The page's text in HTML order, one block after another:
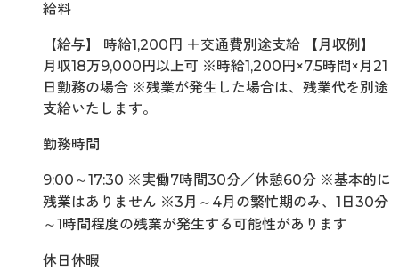
給料
【給与】 時給1,200円 ＋交通費別途支給 【月収例】
月収18万9,000円以上可 ※時給1,200円×7.5時間×月21
日勤務の場合 ※残業が発生した場合は、残業代を別途
支給いたします。
勤務時間
9:00～17:30 ※実働7時間30分／休憩60分 ※基本的に
残業はありません ※3月～4月の繁忙期のみ、1日30分
～1時間程度の残業が発生する可能性があります
休日休暇